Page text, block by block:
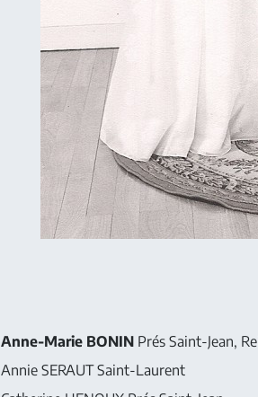
Anne-Marie BONINPrés Saint-Jean,
Annie SERAUT Saint-Laurent